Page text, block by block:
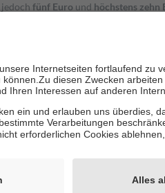
jedoch fünf Euro und höchstens zehn
Familie zu unterstützen, fallen